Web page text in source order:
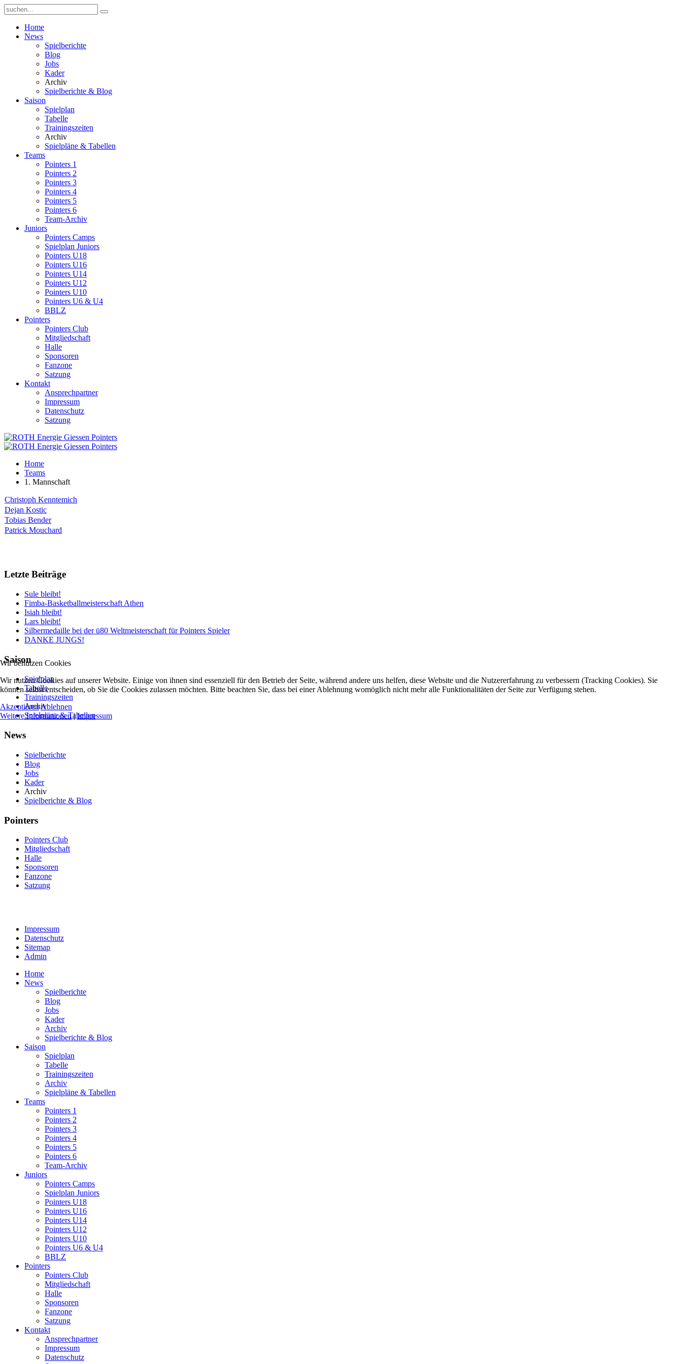
Home
News
Spielberichte
Blog
Jobs
Kader
Archiv
Spielberichte & Blog
Saison
Spielplan
Tabelle
Trainingszeiten
Archiv
Spielpläne & Tabellen
Teams
Pointers 1
Pointers 2
Pointers 3
Pointers 4
Pointers 5
Pointers 6
Team-Archiv
Juniors
Pointers Camps
Spielplan Juniors
Pointers U18
Pointers U16
Pointers U14
Pointers U12
Pointers U10
Pointers U6 & U4
BBLZ
Pointers
Pointers Club
Mitgliedschaft
Halle
Sponsoren
Fanzone
Satzung
Kontakt
Ansprechpartner
Impressum
Datenschutz
Satzung
Home
Teams
1. Mannschaft
Christoph Kenntemich
Dejan Kostic
Tobias Bender
Patrick Mouchard
Letzte Beiträge
Sule bleibt!
Fimba-Basketballmeisterschaft Athen
Isiah bleibt!
Lars bleibt!
Silbermedaille bei der ü80 Weltmeisterschaft für Pointers Spieler
DANKE JUNGS!
Saison
Spielplan
Tabelle
Trainingszeiten
Archiv
Spielpläne & Tabellen
News
Spielberichte
Blog
Jobs
Kader
Archiv
Spielberichte & Blog
Pointers
Pointers Club
Mitgliedschaft
Halle
Sponsoren
Fanzone
Satzung
Impressum
Datenschutz
Sitemap
Admin
Home
News
Spielberichte
Blog
Jobs
Kader
Archiv
Spielberichte & Blog
Saison
Spielplan
Tabelle
Trainingszeiten
Archiv
Spielpläne & Tabellen
Teams
Pointers 1
Pointers 2
Pointers 3
Pointers 4
Pointers 5
Pointers 6
Team-Archiv
Juniors
Pointers Camps
Spielplan Juniors
Pointers U18
Pointers U16
Pointers U14
Pointers U12
Pointers U10
Pointers U6 & U4
BBLZ
Pointers
Pointers Club
Mitgliedschaft
Halle
Sponsoren
Fanzone
Satzung
Kontakt
Ansprechpartner
Impressum
Datenschutz
Wir benutzen Cookies
Wir nutzen Cookies auf unserer Website. Einige von ihnen sind essenziell für den Betrieb der Seite, während andere uns helfen, diese Website und die Nutzererfahrung zu verbessern (Tracking Cookies). Sie
können selbst entscheiden, ob Sie die Cookies zulassen möchten. Bitte beachten Sie, dass bei einer Ablehnung womöglich nicht mehr alle Funktionalitäten der Seite zur Verfügung stehen.
AkzeptierenAblehnen
Weitere Informationen|Impressum